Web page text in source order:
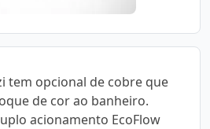
tem opcional de cobre que
de cor ao banheiro.
acionamento EcoFlow